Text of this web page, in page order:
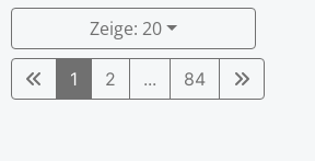
Zeige: 20
1 2 ... 84